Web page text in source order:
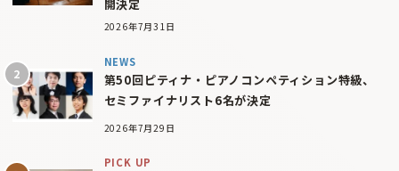
開決定
2026年7月31日
NEWS
第50回ピティナ・ピアノコンペティション特級、
セミファイナリスト6名が決定
2026年7月29日
PICK UP